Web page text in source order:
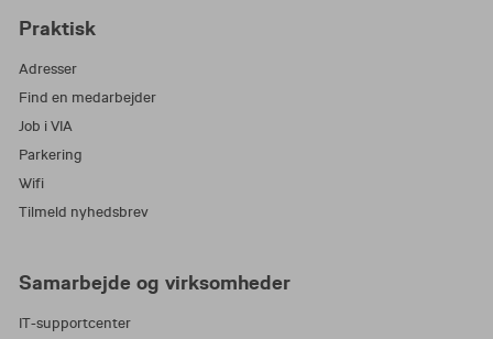
Praktisk
Adresser
Find en medarbejder
Job i VIA
Parkering
Wifi
Tilmeld nyhedsbrev
Samarbejde og virksomheder
IT-supportcenter